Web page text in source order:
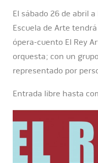
El sábado 26 de abril
Escuela de Arte
ópera-cuento El Rey
orquesta; con un
representado por
Entrada libre hasta